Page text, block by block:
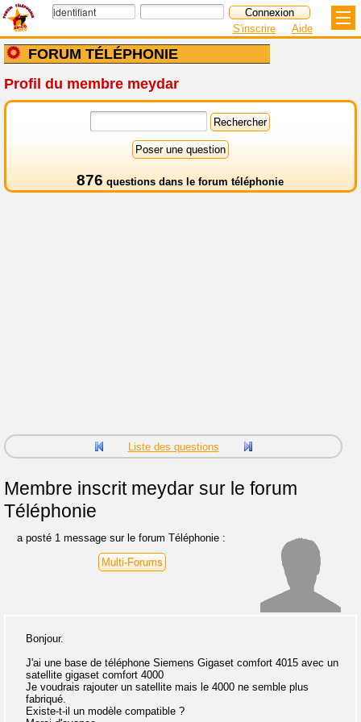
FORUM TÉLÉPHONIE
S'inscrire Aide
Profil du membre meydar
876 questions dans le forum téléphonie
Liste des questions
Membre inscritmeydar sur le forum
Téléphonie
a posté 1 message sur le forum Téléphonie :
Multi-Forums
Bonjour.
J'ai une base de téléphone Siemens Gigaset comfort 4015 avec un
satellite gigaset comfort 4000
Je voudrais rajouter un satellite mais le 4000 ne semble plus
fabriqué.
Existe-t-il un modèle compatible ?